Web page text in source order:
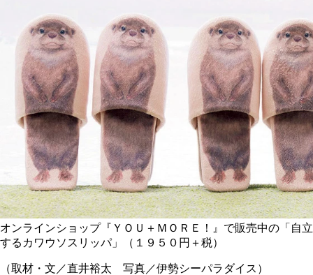
オンラインショップ『ＹＯＵ＋ＭＯＲＥ！』で販売中の「自立
するカワウソスリッパ」（１９５０円＋税）
（取材・文／直井裕太 写真／伊勢シーパラダイス）